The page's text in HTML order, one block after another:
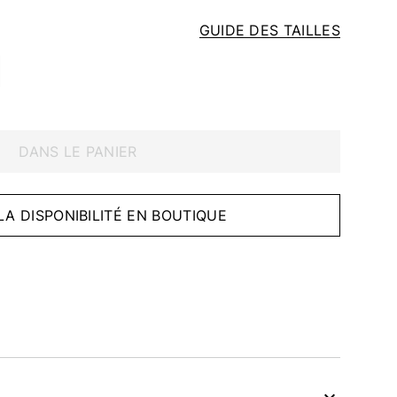
GUIDE DES TAILLES
DANS LE PANIER
DISPONIBILITÉ EN BOUTIQUE